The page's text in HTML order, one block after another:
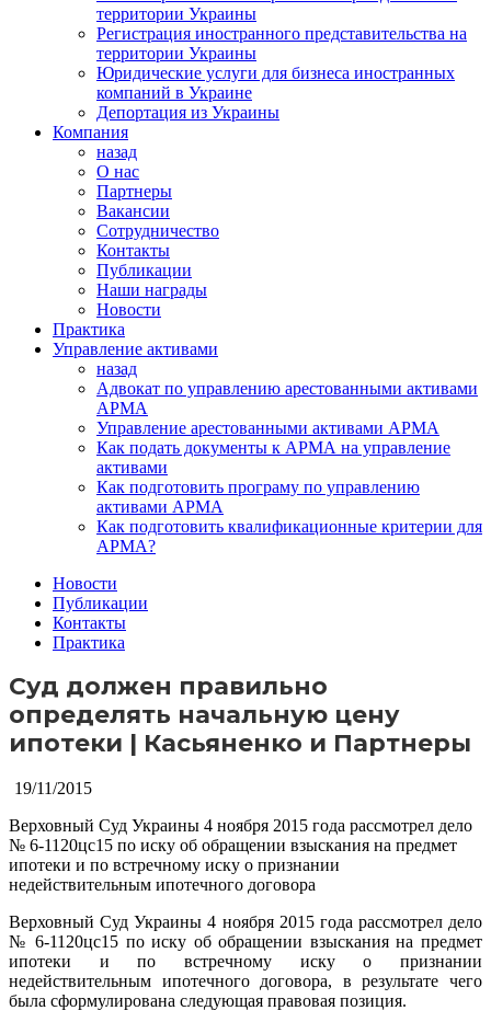
территории Украины
Регистрация иностранного представительства на
территории Украины
Юридические услуги для бизнеса иностранных
компаний в Украине
Депортация из Украины
Компания
назад
О нас
Партнеры
Вакансии
Сотрудничество
Контакты
Публикации
Наши награды
Новости
Практика
Управление активами
назад
Адвокат по управлению арестованными активами
АРМА
Управление арестованными активами АРМА
Как подать документы к АРМА на управление
активами
Как подготовить програму по управлению
активами АРМА
Как подготовить квалификационные критерии для
АРМА?
Новости
Публикации
Контакты
Практика
Суд должен правильно
определять начальную цену
ипотеки | Касьяненко и Партнеры
19/11/2015
Верховный Суд Украины 4 ноября 2015 года рассмотрел дело
№ 6-1120цс15 по иску об обращении взыскания на предмет
ипотеки и по встречному иску о признании
недействительным ипотечного договора
Верховный Суд Украины 4 ноября 2015 года рассмотрел дело
№ 6-1120цс15 по иску об обращении взыскания на предмет
ипотеки и по встречному иску о признании
недействительным ипотечного договора, в результате чего
была сформулирована следующая правовая позиция.